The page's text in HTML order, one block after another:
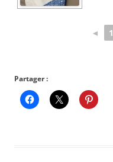
◄ 1
Partager :